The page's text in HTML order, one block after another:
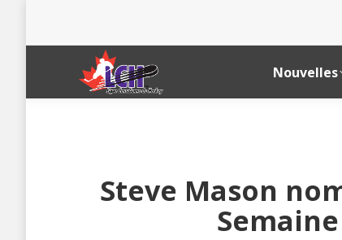
Nouvelles
Steve Mason